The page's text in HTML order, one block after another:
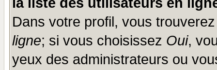
Dans votre profil, vous
ligne; si vous choisissez Oui,
yeux des administrateurs ou